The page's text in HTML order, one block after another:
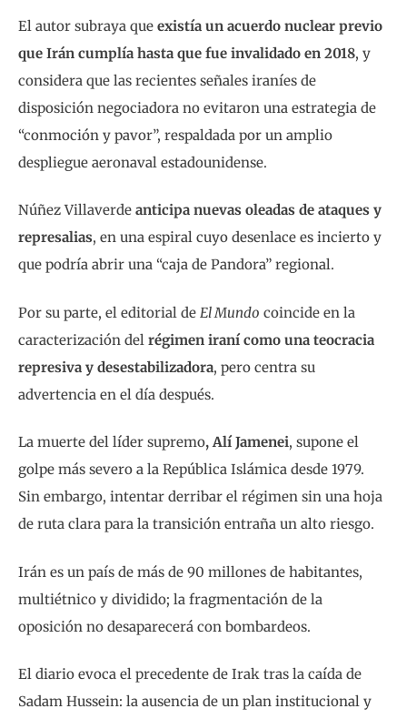
El autor subraya que existía un acuerdo nuclear previo
que Irán cumplía hasta que fue invalidado en 2018, y
considera que las recientes señales iraníes de
disposición negociadora no evitaron una estrategia de
“conmoción y pavor”, respaldada por un amplio
despliegue aeronaval estadounidense.
Núñez Villaverde anticipa nuevas oleadas de ataques y
represalias, en una espiral cuyo desenlace es incierto y
que podría abrir una “caja de Pandora” regional.
Por su parte, el editorial de El Mundo coincide en la
caracterización del régimen iraní como una teocracia
represiva y desestabilizadora, pero centra su
advertencia en el día después.
La muerte del líder supremo, Alí Jamenei, supone el
golpe más severo a la República Islámica desde 1979.
Sin embargo, intentar derribar el régimen sin una hoja
de ruta clara para la transición entraña un alto riesgo.
Irán es un país de más de 90 millones de habitantes,
multiétnico y dividido; la fragmentación de la
oposición no desaparecerá con bombardeos.
El diario evoca el precedente de Irak tras la caída de
Sadam Hussein: la ausencia de un plan institucional y